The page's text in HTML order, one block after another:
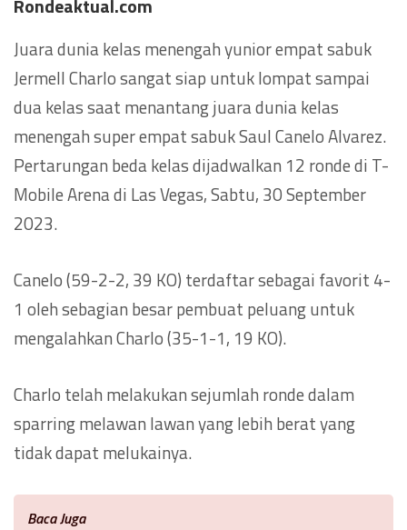
Juara dunia kelas menengah yunior empat sabuk
Jermell Charlo sangat siap untuk lompat sampai
dua kelas saat menantang juara dunia kelas
menengah super empat sabuk Saul Canelo Alvarez.
Pertarungan beda kelas dijadwalkan 12 ronde di T-
Mobile Arena di Las Vegas, Sabtu, 30 September
2023.
Canelo (59-2-2, 39 KO) terdaftar sebagai favorit 4-
1 oleh sebagian besar pembuat peluang untuk
mengalahkan Charlo (35-1-1, 19 KO).
Charlo telah melakukan sejumlah ronde dalam
sparring melawan lawan yang lebih berat yang
tidak dapat melukainya.
Baca Juga